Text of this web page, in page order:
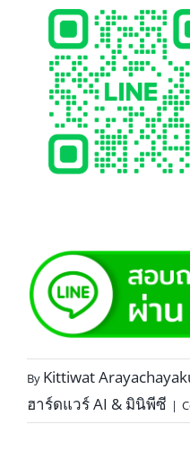
By Kittiwat
ฮาร์ดแวร์ AI & มินิพีซี |